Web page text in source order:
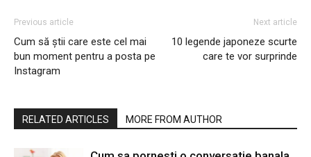
Previous article
Cum să știi care este cel mai
bun moment pentru a posta pe
Instagram
Next article
10 legende japoneze scurte
care te vor surprinde
RELATED ARTICLES MORE FROM AUTHOR